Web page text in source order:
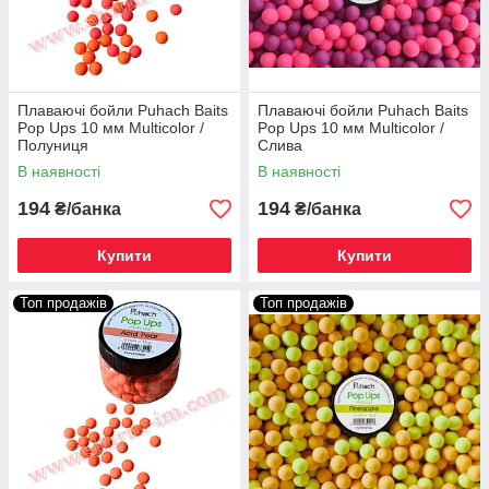
Плаваючі бойли Puhach Baits
Pop Ups 10 мм Multicolor /
Полуниця
В наявності
194 ₴/банка
Купити
Плаваючі бойли Puhach Baits
Pop Ups 10 мм Multicolor /
Слива
В наявності
194 ₴/банка
Купити
Топ продажів Топ продажів